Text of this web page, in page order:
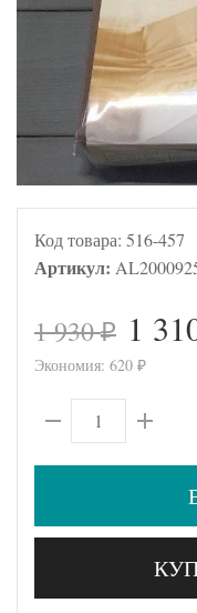
Код товара: 516-457
Артикул:
1 930₽ 1
Экономия: 620 ₽